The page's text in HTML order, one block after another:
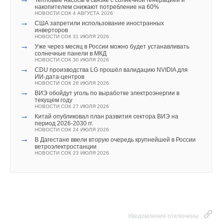
накопителем снижают потребление на 60%
НОВОСТИ СОК 4 АВГУСТА 2026
→
США запретили использование иностранных
инверторов
НОВОСТИ СОК 31 ИЮЛЯ 2026
→
Уже через месяц в России можно будет устанавливать
солнечные панели в МКД
НОВОСТИ СОК 30 ИЮЛЯ 2026
→
CDU производства LG прошёл валидацию NVIDIA для
ИИ-дата-центров
НОВОСТИ СОК 28 ИЮЛЯ 2026
→
ВИЭ обойдут уголь по выработке электроэнергии в
текущем году
НОВОСТИ СОК 27 ИЮЛЯ 2026
→
Китай опубликовал план развития сектора ВИЭ на
период 2026-2030 гг.
НОВОСТИ СОК 24 ИЮЛЯ 2026
→
В Дагестане ввели вторую очередь крупнейшей в России
ветроэлектростанции
НОВОСТИ СОК 23 ИЮЛЯ 2026
Уведомления отключены
Уведомления отключены
Комментарии
В этой теме еще нет комментариев
Добавить комментарий
Ваше имя *
Ваш E-mail *
со временем эволюционирует. Объединять усилия лучших
экспертов области и привлекать внимание широкого
круга потребителей к теме умного дома — задача
».
инверторов
НОВОСТИ СОК 31 ИЮЛЯ 2026
солнечные панели в МКД
НОВОСТИ СОК 30 ИЮЛЯ 2026
текущем году
НОВОСТИ СОК 27 ИЮЛЯ 2026
период 2026-2030 гг.
НОВОСТИ СОК 24 ИЮЛЯ 2026
ветроэлектростанции
НОВОСТИ СОК 23 ИЮЛЯ 2026
эффективности тандемных солнечных элементов —
35,5%
НОВОСТИ СОК 22 ИЮЛЯ 2026
→
Германия подключила более 1 ГВт морской
ветроэнергетики за полгода
НОВОСТИ СОК 22 ИЮЛЯ 2026